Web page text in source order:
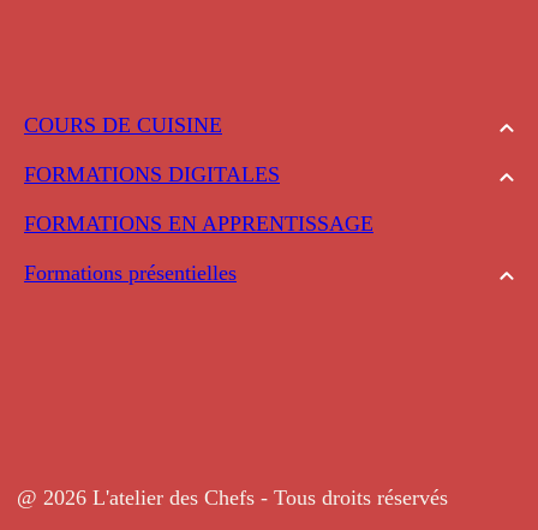
COURS DE CUISINE
FORMATIONS DIGITALES
FORMATIONS EN APPRENTISSAGE
Formations présentielles
@ 2026 L'atelier des Chefs - Tous droits réservés